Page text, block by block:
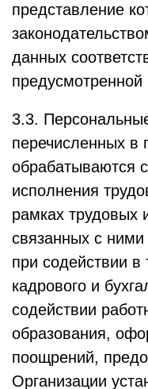
представление
данных
3.3.
перечисленных в
обрабатываются
исполнения
рамках трудовых
связанных с
при содействии в
кадрового и
содействии
образования,
поощрений,
Организации